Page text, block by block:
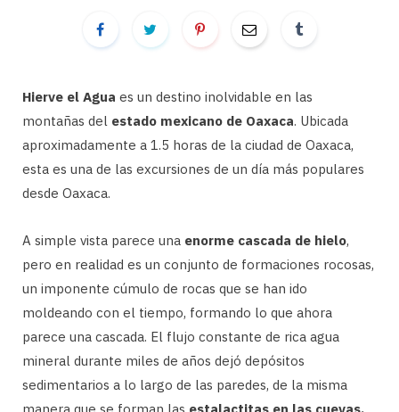
Hierve el Agua es un destino inolvidable en las
montañas del estado mexicano de Oaxaca. Ubicada
aproximadamente a 1.5 horas de la ciudad de Oaxaca,
esta es una de las excursiones de un día más populares
desde Oaxaca.
A simple vista parece una enorme cascada de hielo,
pero en realidad es un conjunto de formaciones rocosas,
un imponente cúmulo de rocas que se han ido
moldeando con el tiempo, formando lo que ahora
parece una cascada. El flujo constante de rica agua
mineral durante miles de años dejó depósitos
sedimentarios a lo largo de las paredes, de la misma